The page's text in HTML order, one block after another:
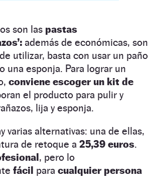
son las pastas
además de económicas, son
utilizar, basta con usar un paño
una esponja. Para lograr un
conviene escoger un kit de
el producto para pulir y
lija y esponja.
varias alternativas: una de ellas,
de retoque a 25,39 euros.
, pero lo
fácil para cualquier persona